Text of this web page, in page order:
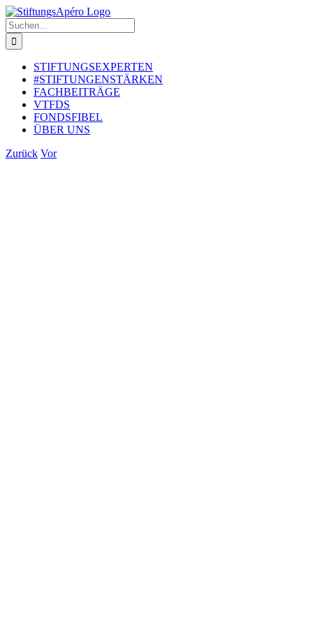
Zum
Inhalt
springen
Suche
nach:
STIFTUNGSEXPERTEN
#STIFTUNGENSTÄRKEN
FACHBEITRÄGE
VTFDS
FONDSFIBEL
ÜBER UNS
Zurück Vor